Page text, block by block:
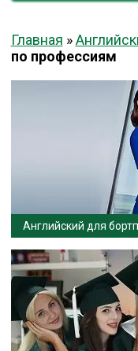
Главная »
по профессиям
Английский для